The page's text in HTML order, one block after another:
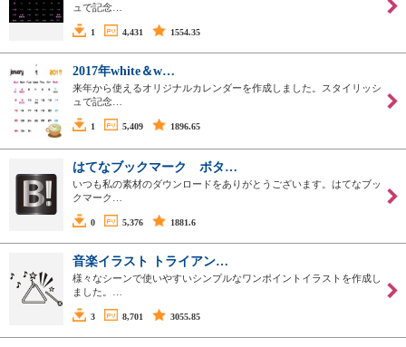
ュで記念…
1 4,431 1554.35
2017年white＆w…
来年から使えるオリジナルカレンダーを作成しました。スタイリッシ
ュで記念…
1 5,409 1896.65
はてなブックマーク ボタ…
いつも私の素材のダウンロードをありがとうございます。はてなブッ
クマーク…
0 5,376 1881.6
音楽イラスト トライアン…
様々なシーンで使いやすいシンプルなワンポイントイラストを作成し
ました。…
3 8,701 3055.85